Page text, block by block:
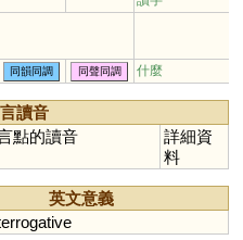
同韻同調 同聲同調 什麼
讀音
點的讀音
詳細資
料
英文意義